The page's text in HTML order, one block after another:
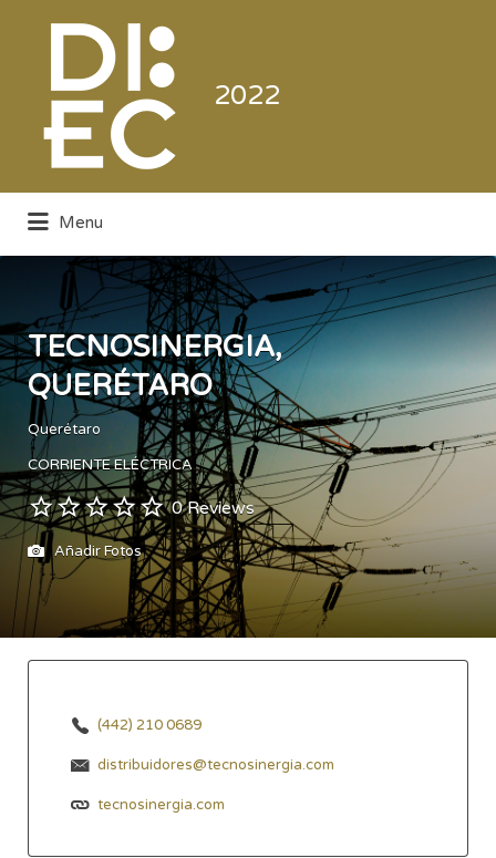
2022
Electrónica de Consumo y Comercial
Buscar
Menu
TECNOSINERGIA,
QUERÉTARO
Querétaro
CORRIENTE ELÉCTRICA
0 Reviews
Añadir Fotos
(442) 210 0689
distribuidores@tecnosinergia.com
tecnosinergia.com